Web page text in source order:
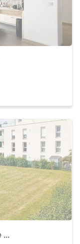
Achat Appartement la Haye de Pan